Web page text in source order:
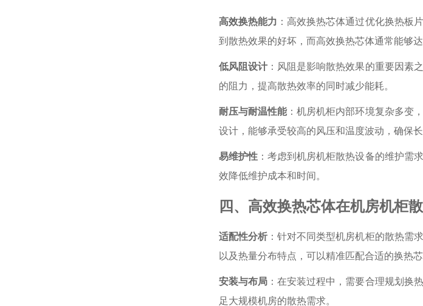
高效换热能力 ：高效换热芯体通过优化换热板
到散热效果的好坏，而高效换热芯体通常能够
低风阻设计 ：风阻是影响散热效果的重要因素
的阻力，提高散热效率的同时减少能耗。
耐压与耐温性能：机房机柜内部环境复杂多变
设计，能够承受较高的风压和温度波动，确保长
易维护性 ：考虑到机房机柜散热设备的维护需
效降低维护成本和时间。
四、高效换热芯体在机房机柜
适配性分析 ：针对不同类型机房机柜的散热需
以及热量分布特点，可以精准匹配合适的换热
安装与布局 ：在安装过程中，需要合理规划换
足大规模机房的散热需求。